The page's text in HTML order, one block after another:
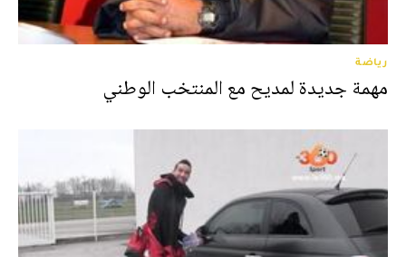
رياضة
مهمة جديدة لمديح مع المنتخب الوطني